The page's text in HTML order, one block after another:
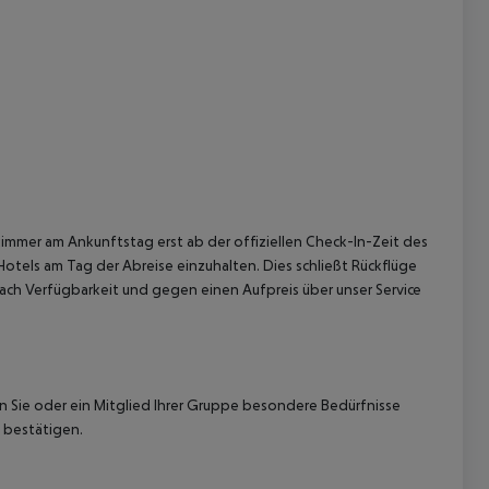
am Ankunftstag erst ab der offiziellen Check-In-Zeit des
am Tag der Abreise einzuhalten. Dies schließt Rückflüge
Verfügbarkeit und gegen einen Aufpreis über unser Service
oder ein Mitglied Ihrer Gruppe besondere Bedürfnisse
bestätigen.